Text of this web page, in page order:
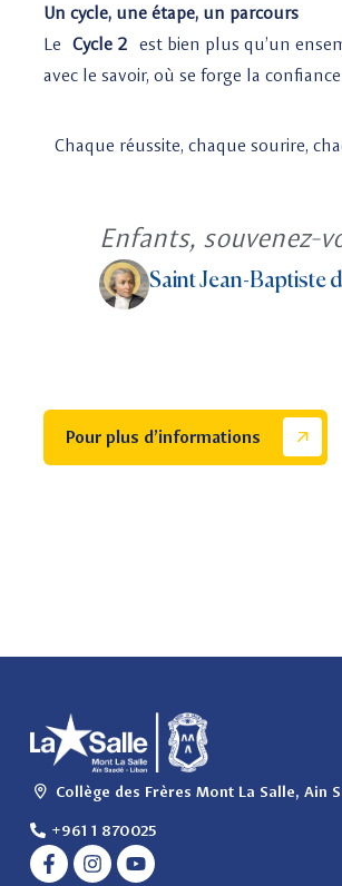
Un cycle, une étape, un parcours
Le Cycle 2 est bien plus qu’un
avec le savoir, où se forge la
Chaque réussite, chaque sourire,
Enfants, souvenez-
Saint Jean-Baptiste
Pour plus d’informations
Collège des Frères Mont La Salle, Ain
+961 1 870025